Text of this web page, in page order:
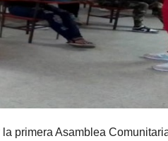
primera Asamblea